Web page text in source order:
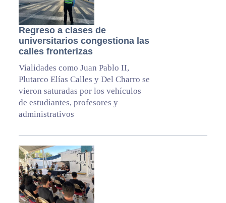
Regreso a clases de
universitarios congestiona las
calles fronterizas
Vialidades como Juan Pablo II,
Plutarco Elías Calles y Del Charro se
vieron saturadas por los vehículos
de estudiantes, profesores y
administrativos